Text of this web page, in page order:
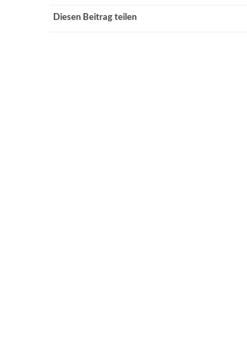
Diesen Beitrag teilen